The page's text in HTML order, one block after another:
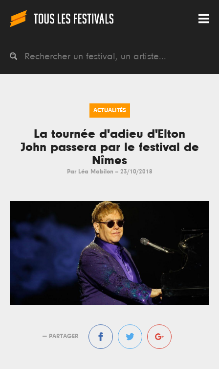
ACTUALITÉS
La tournée d'adieu d'Elton
John passera par le festival de
Nîmes
Par Léa Mabilon -- 23/10/2018
— PARTAGER